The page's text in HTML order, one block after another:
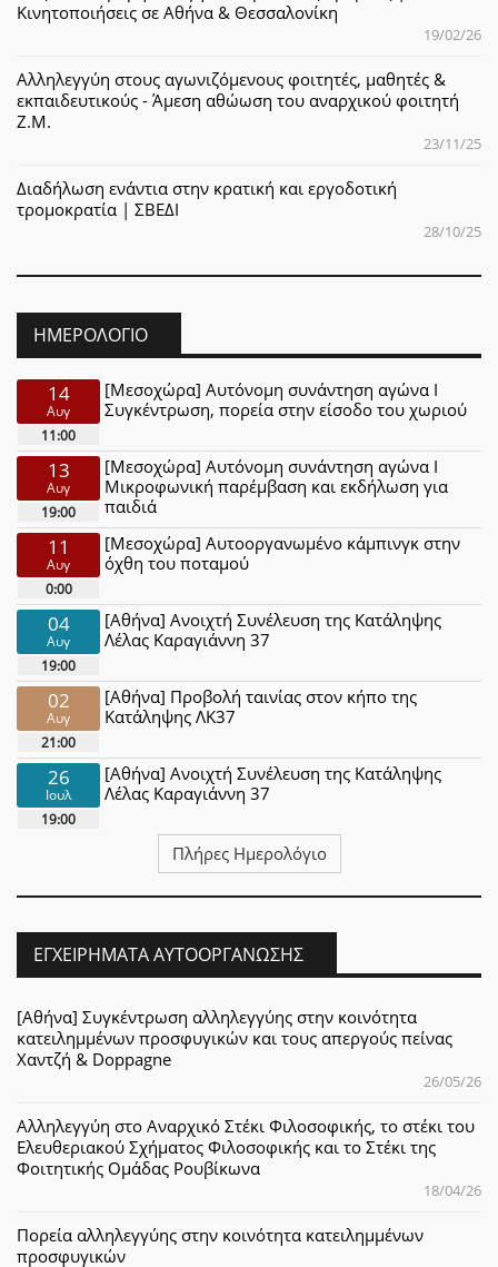
Κινητοποιήσεις σε Αθήνα & Θεσσαλονίκη
19/02/26
Αλληλεγγύη στους αγωνιζόμενους φοιτητές, μαθητές &
εκπαιδευτικούς - Άμεση αθώωση του αναρχικού φοιτητή
Ζ.Μ.
23/11/25
Διαδήλωση ενάντια στην κρατική και εργοδοτική
τρομοκρατία | ΣΒΕΔΙ
28/10/25
ΗΜΕΡΟΛΌΓΙΟ
14
Αυγ
11:00
[Μεσοχώρα] Αυτόνομη συνάντηση αγώνα Ι
Συγκέντρωση, πορεία στην είσοδο του χωριού
13
Αυγ
19:00
[Μεσοχώρα] Αυτόνομη συνάντηση αγώνα Ι
Μικροφωνική παρέμβαση και εκδήλωση για
παιδιά
11
Αυγ
0:00
[Μεσοχώρα] Αυτοοργανωμένο κάμπινγκ στην
όχθη του ποταμού
04
Αυγ
19:00
[Αθήνα] Ανοιχτή Συνέλευση της Κατάληψης
Λέλας Καραγιάννη 37
02
Αυγ
21:00
[Αθήνα] Προβολή ταινίας στον κήπο της
Κατάληψης ΛΚ37
26
Ιουλ
19:00
[Αθήνα] Ανοιχτή Συνέλευση της Κατάληψης
Λέλας Καραγιάννη 37
Πλήρες Ημερολόγιο
ΕΓΧΕΙΡΉΜΑΤΑ ΑΥΤΟΟΡΓΆΝΩΣΗΣ
[Αθήνα] Συγκέντρωση αλληλεγγύης στην κοινότητα
κατειλημμένων προσφυγικών και τους απεργούς πείνας
Χαντζή & Doppagne
26/05/26
Αλληλεγγύη στο Αναρχικό Στέκι Φιλοσοφικής, το στέκι του
Ελευθεριακού Σχήματος Φιλοσοφικής και το Στέκι της
Φοιτητικής Ομάδας Ρουβίκωνα
18/04/26
Πορεία αλληλεγγύης στην κοινότητα κατειλημμένων
προσφυγικών